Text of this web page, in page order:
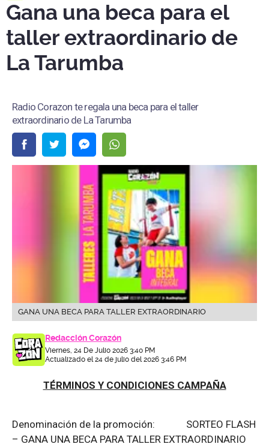
Gana una beca para el
taller extraordinario de
La Tarumba
Radio Corazon te regala una beca para el taller
extraordinario de La Tarumba
GANA UNA BECA PARA TALLER EXTRAORDINARIO
Redacción Corazón
Viernes, 24 De Julio 2026 3:40 PM
Actualizado el 24 de julio del 2026 3:46 PM
TÉRMINOS Y CONDICIONES CAMPAÑA
Denominación de la promoción: SORTEO FLASH
– GANA UNA BECA PARA TALLER EXTRAORDINARIO